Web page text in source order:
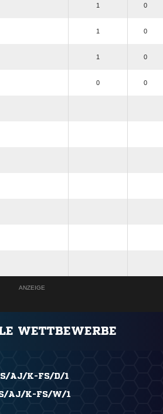
1 0
1 0
1 0
0 0
ANZEIGE
WETTBEWERBE
AJ/K-FS/D/1
AJ/K-FS/W/1